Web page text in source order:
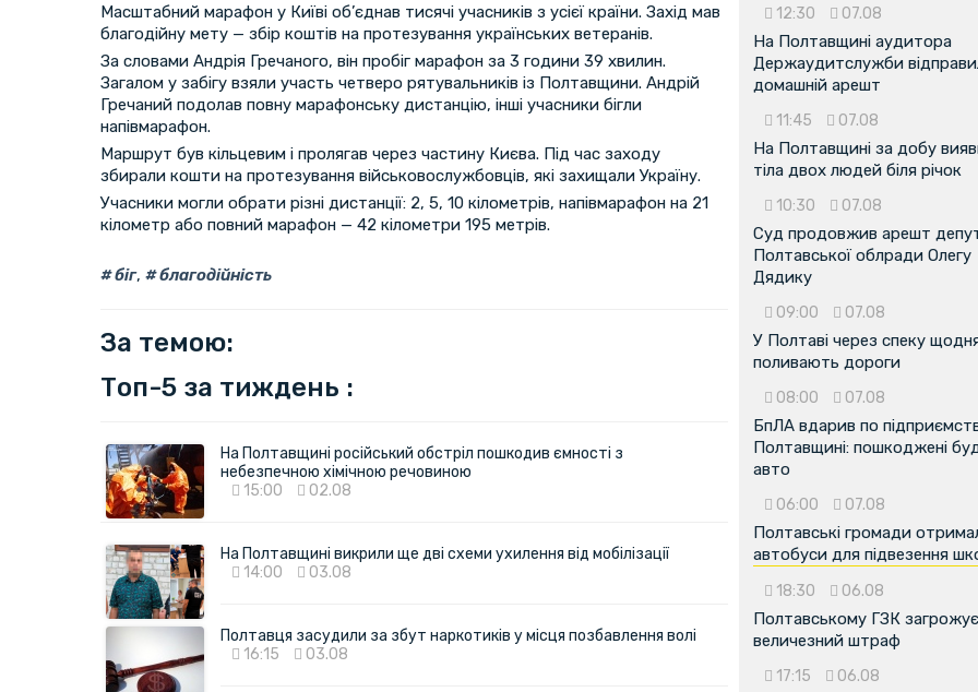
Масштабний марафон у Київі об’єднав тисячі учасників з усієї країни. Захід мав
благодійну мету — збір коштів на протезування українських ветеранів.
За словами Андрія Гречаного, він пробіг марафон за 3 години 39 хвилин.
Загалом у забігу взяли участь четверо рятувальників із Полтавщини. Андрій
Гречаний подолав повну марафонську дистанцію, інші учасники бігли
напівмарафон.
Маршрут був кільцевим і пролягав через частину Києва. Під час заходу
збирали кошти на протезування військовослужбовців, які захищали Україну.
Учасники могли обрати різні дистанції: 2, 5, 10 кілометрів, напівмарафон на 21
кілометр або повний марафон — 42 кілометри 195 метрів.
біг, благодійність
За темою:
Топ-5 за тиждень :
На Полтавщині російський обстріл пошкодив ємності з
небезпечною хімічною речовиною
15:00
02.08
На Полтавщині викрили ще дві схеми ухилення від мобілізації
14:00
03.08
Полтавця засудили за збут наркотиків у місця позбавлення волі
16:15
03.08
12:30 07.08
На Полтавщині аудитора
Держаудитслужби
домашній арешт
11:45 07.08
На Полтавщині за добу
тіла двох людей біля річок
10:30 07.08
Суд продовжив арешт
Полтавської облради Олегу
Дядику
09:00 07.08
У Полтаві через спеку
поливають дороги
08:00 07.08
БпЛА вдарив по
Полтавщині: пошкоджені
авто
06:00 07.08
Полтавські громади
автобуси для підвезення
18:30 06.08
Полтавському ГЗК загрожує
величезний штраф
17:15 06.08